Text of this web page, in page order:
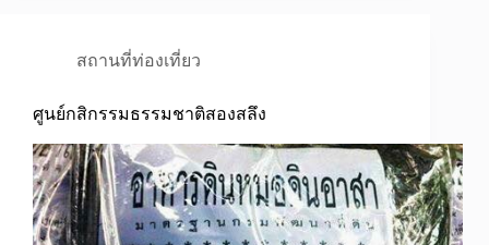
สถานที่ท่องเที่ยว
ศูนย์กสิกรรมธรรมชาติสองสลึง